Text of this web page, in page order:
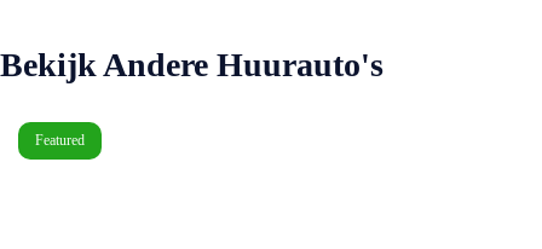
Bekijk Andere Huurauto's
Featured